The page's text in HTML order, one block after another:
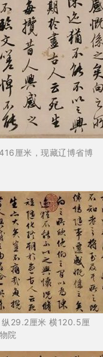
厘米，现藏辽博省博
29.2厘米 横120.5厘
院